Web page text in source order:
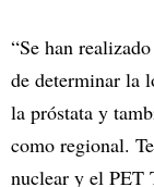
“Se han
de determinar la
la próstata y
como regional.
nuclear y el PET